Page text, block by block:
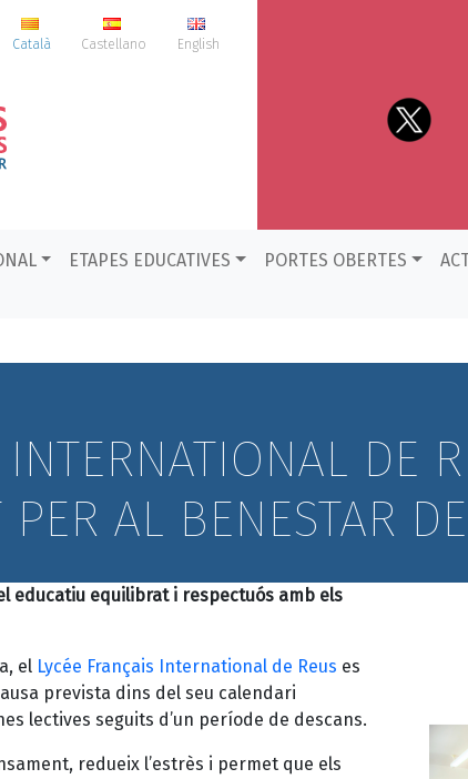
Català Castellano English
ETAPES EDUCATIVES PORTES OBERTES
INTERNATIONAL DE
AL BENESTAR
educatiu equilibrat i respectuós amb els
el Lycée Français International de Reus es
prevista dins del seu calendari
lectives seguits d’un període de descans.
redueix l’estrès i permet que els